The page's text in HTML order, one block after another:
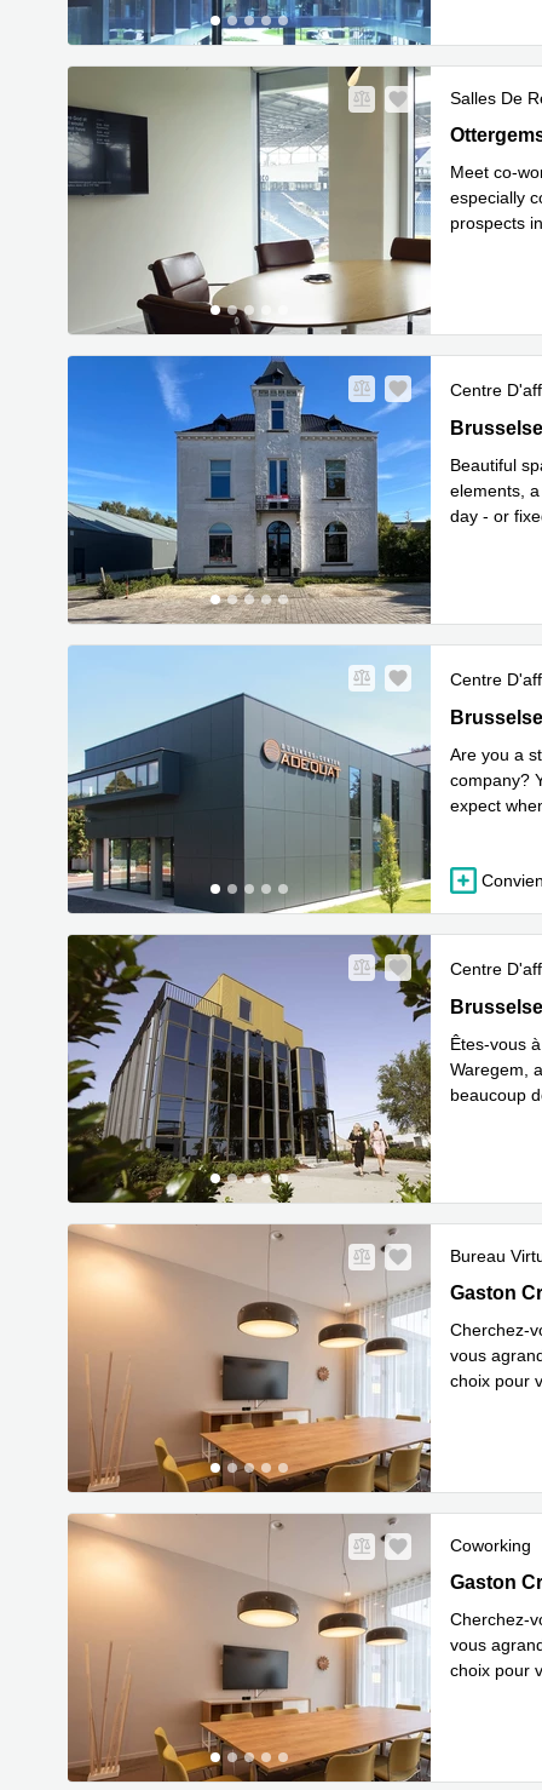
Salles De
Ghelamco
Meet co-
especially
prospects
Centre
Beautiful
elements,
day - or
Centre
Are you a
company?
expect
Centre
Êtes-vous
Waregem,
beaucoup
Bureau
Gaston
Cherchez-
vous
choix pour
Coworking
Gaston
Cherchez-
vous
choix pour